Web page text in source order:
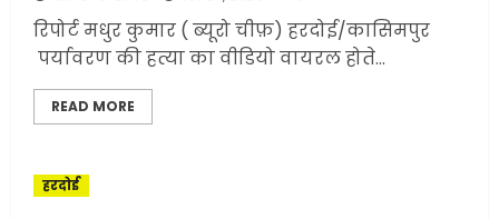
रिपोर्ट मधुर कुमार ( ब्यूरो चीफ़) हरदोई/कासिमपुर
पर्यावरण की हत्या का वीडियो वायरल होते...
READ MORE
हरदोई
3
टैक्स पर वेतन, फिर जनता से अभद्र
व्यवहार क्यों?
JUNE 1, 2026 0